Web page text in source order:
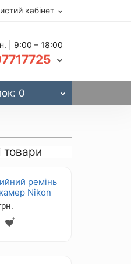
кабінет
| 9:00 – 18:00
: 0
товари
ремінь
Nikon